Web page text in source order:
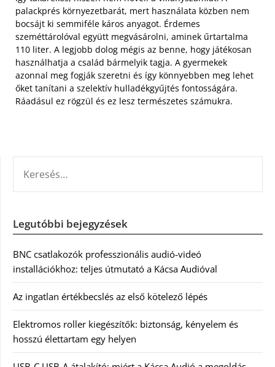
palackprés környezetbarát, mert használata közben nem
bocsájt ki semmiféle káros anyagot. Érdemes
szeméttárolóval együtt megvásárolni, aminek űrtartalma
110 liter. A legjobb dolog mégis az benne, hogy játékosan
használhatja a család bármelyik tagja. A gyermekek
azonnal meg fogják szeretni és így könnyebben meg lehet
őket tanítani a szelektív hulladékgyűjtés fontosságára.
Ráadásul ez rögzül és ez lesz természetes számukra.
Legutóbbi bejegyzések
BNC csatlakozók professzionális audió-videó
installációkhoz: teljes útmutató a Kácsa Audióval
Az ingatlan értékbecslés az első kötelező lépés
Elektromos roller kiegészítők: biztonság, kényelem és
hosszú élettartam egy helyen